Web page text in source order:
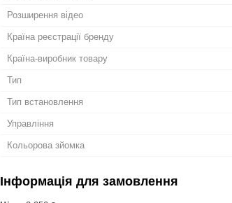
Розширення відео
Країна реєстрації бренду
Країна-виробник товару
Тип
Тип встановлення
Управління
Кольорова зйомка
Інформація для замовлення